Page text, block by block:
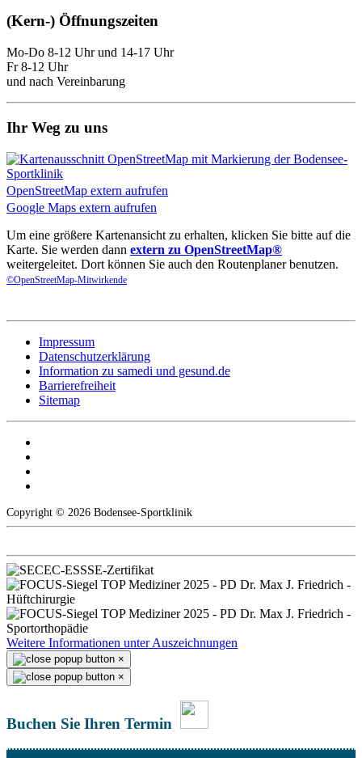
(Kern-) Öffnungszeiten
Mo-Do 8-12 Uhr und 14-17 Uhr
Fr 8-12 Uhr
und nach Vereinbarung
Ihr Weg zu uns
OpenStreetMap extern aufrufen
Google Maps extern aufrufen
Um eine größere Kartenansicht zu erhalten, klicken Sie bitte auf die
Karte. Sie werden dann extern zu OpenStreetMap®
weitergeleitet. Dort können Sie auch den Routenplaner benutzen.
©OpenStreetMap-Mitwirkende
Impressum
Datenschutzerklärung
Information zu samedi und gesund.de
Barrierefreiheit
Sitemap
Copyright © 2026 Bodensee-Sportklinik
Weitere Informationen unter Auszeichnungen
×
×
Buchen Sie Ihren Termin